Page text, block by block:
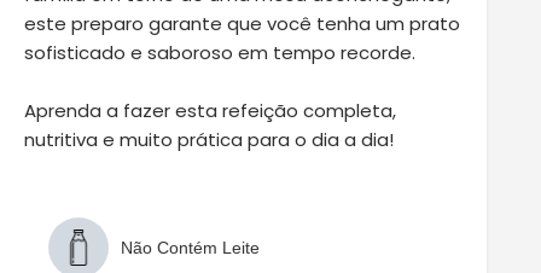
este preparo garante que você tenha um prato
sofisticado e saboroso em tempo recorde.
Aprenda a fazer esta refeição completa,
nutritiva e muito prática para o dia a dia!
Não Contém Leite